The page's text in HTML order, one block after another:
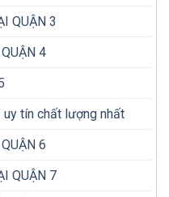
QUẬN 3
4
uy tín chất lượng nhất
6
QUẬN 7